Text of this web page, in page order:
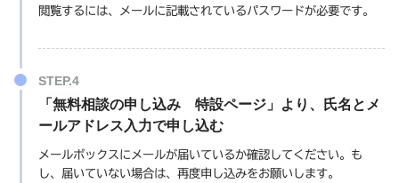
閲覧するには、メールに記載されているパスワードが必要です。
「無料相談の申し込み 特設ページ」より、氏名とメ
ールアドレス入力で申し込む
メールボックスにメールが届いているか確認してください。も
し、届いていない場合は、再度申し込みをお願いします。